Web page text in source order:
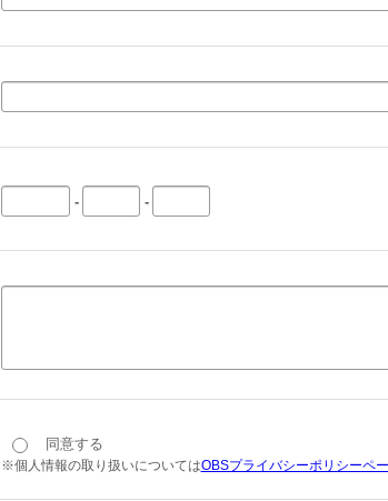
- -
同意する
※個人情報の取り扱いについてはOBSプライバシーポリシーペ